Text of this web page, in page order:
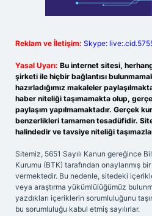
Reklam ve İletişim: Skype:
Yasal Uyarı: Bu internet sitesi,
şirketi ile hiçbir bağlantısı
hazırladığımız makaleler
haber niteliği taşımamakta olup,
paylaşım yapılmamaktadır. Gerçek
benzerlikleri tamamen tesadüfidir.
halindedir ve tavsiye niteliği
Sitemiz, 5651 Sayılı Kanun gereğince
Kurumu (BTK) tarafından onaylanmış
vermektedir. Bu nedenle, sitedeki
veya araştırma yükümlülüğümüz
yazdıkları içeriklerin sorumluluğunu
bu sorumluluğu kabul etmiş sayılırlar.